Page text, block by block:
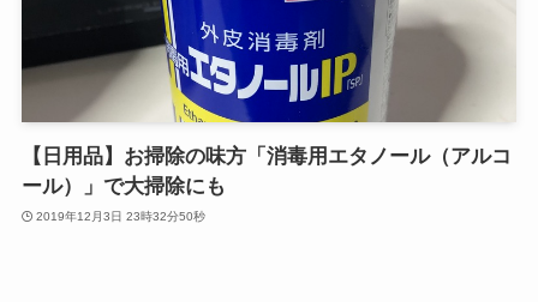
【日用品】お掃除の味方「消毒用エタノール（アルコ
ール）」で大掃除にも
2019年12月3日 23時32分50秒